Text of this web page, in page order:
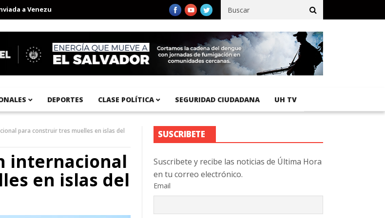
a Venezuela Aeropuerto Internacional del Pacífico registra 92 % de avance en obras de terracería
DEPORTES CLASE POLÍTICA SEGURIDAD CIUDADANA UH TV
para construir tres muelles en islas del
internacional
en islas del
SUSCRIBETE
Suscribete y recibe las noticias de Última Hora
en tu correo electrónico.
Email